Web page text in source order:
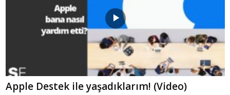
Apple Destek ile yaşadıklarım! (Video)